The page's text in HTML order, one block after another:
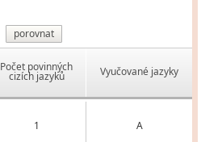
porovnat
Počet povinných
cizích jazyků Vyučované jazyky
1 A